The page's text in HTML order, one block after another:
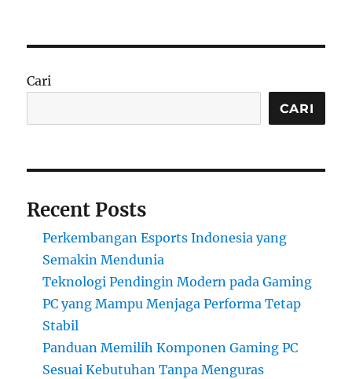
Cari
CARI
Recent Posts
Perkembangan Esports Indonesia yang
Semakin Mendunia
Teknologi Pendingin Modern pada Gaming
PC yang Mampu Menjaga Performa Tetap
Stabil
Panduan Memilih Komponen Gaming PC
Sesuai Kebutuhan Tanpa Menguras